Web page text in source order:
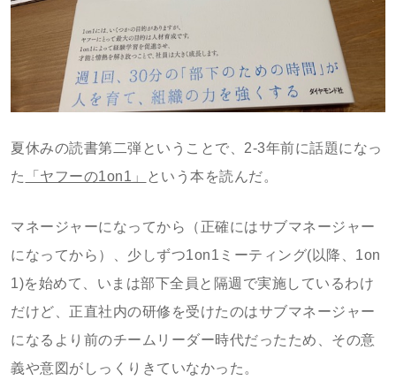
夏休みの読書第二弾ということで、2-3年前に話題になっ
た
「ヤフーの1on1」 という本を読んだ。
マネージャーになってから（正確にはサブマネージャー
になってから）、少しずつ1on1ミーティング(以降、1on
1)を始めて、いまは部下全員と隔週で実施しているわけ
だけど、正直社内の研修を受けたのはサブマネージャー
になるより前のチームリーダー時代だったため、その意
義や意図がしっくりきていなかった。